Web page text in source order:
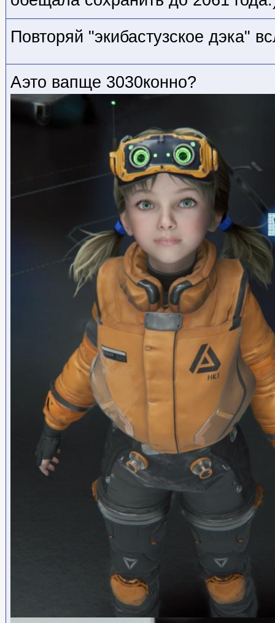
Повторяй "экибастузское дэка"
Аэто вапще 3030конно?